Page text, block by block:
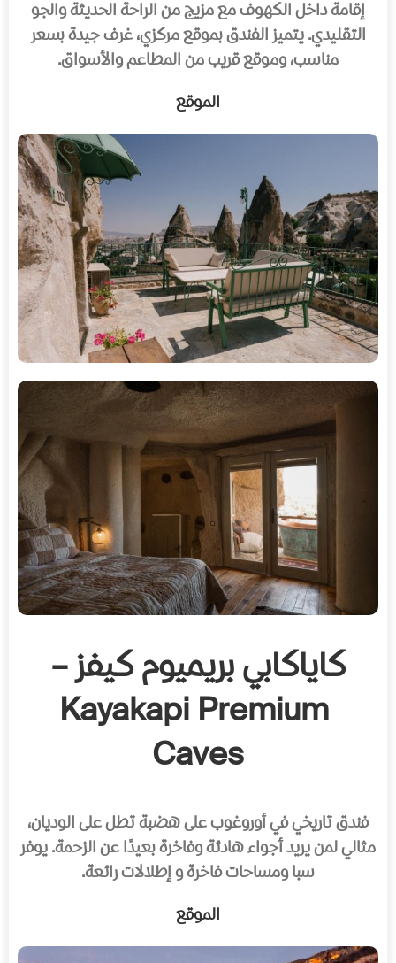
إقامة داخل الكهوف مع مزيج من الراحة الحديثة والجو
التقليدي. يتميز الفندق بموقع مركزي، غرف جيدة بسعر
مناسب، وموقع قريب من المطاعم والأسواق.
الموقع
كاياكابي بريميوم كيفز –
Kayakapi Premium
Caves
فندق تاريخي في أوروغوب على هضبة تطل على الوديان،
مثالي لمن يريد أجواء هادئة وفاخرة بعيدًا عن الزحمة. يوفر
سبا ومساحات فاخرة و إطلالات رائعة.
الموقع